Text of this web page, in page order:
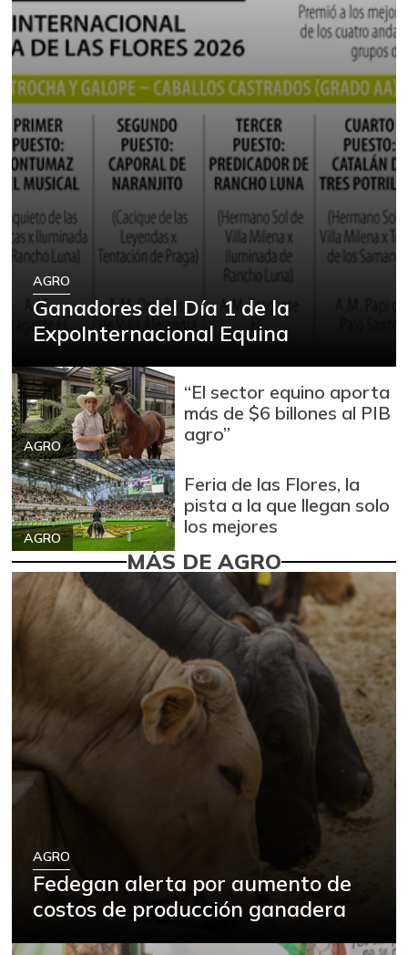
AGRO
Ganadores del Día 1 de la
ExpoInternacional Equina
AGRO
“El sector equino aporta
más de $6 billones al PIB
agro”
AGRO
Feria de las Flores, la
pista a la que llegan solo
los mejores
MÁS DE AGRO
AGRO
Fedegan alerta por aumento de
costos de producción ganadera